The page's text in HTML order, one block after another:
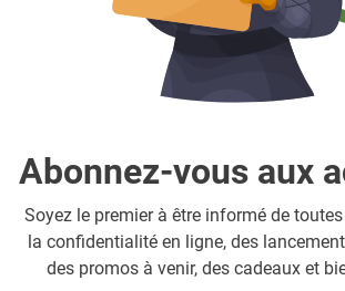
Abonnez-vous aux
Soyez le premier à être informé de
la confidentialité en ligne, des
des promos à venir, des cadeaux et